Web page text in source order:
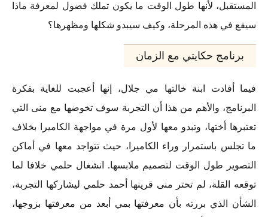
المستقبل، لأنها طول الوقت ما يكون تملك فضول لمعرفة ماذا
سيقع في هذه المرحلة، وكيف سيبدو شكلها ومظهرها؟
برنامج حكايتي مع الزمان
فيما أفادت ابنة خالتها مي جلال، إنها أعجبت للغاية بفكرة
البرنامج، والأهم من هذا أن التجربة سوف تخوضها مع منى التي
تعتبرها أختها، وتبدو معها لأول مرة في مواجهة الكاميرا بخلاف
ما تجلس باستمرار وراء الكاميرا، حيث تتواجد معها في أماكن
التصوير طول الوقت لتصميم ملابسها. انشغال حلمي خلافا لما
توقعه القلة، لم تختر منى قرينها أحمد حلمي ليشاركها التجربة،
الشأن الذي بررته بأن معرفتها بمي أبعد من معرفتها بزوجها،